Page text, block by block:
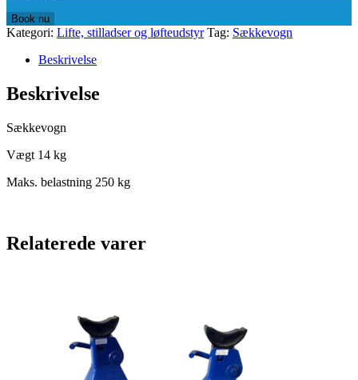
Book nu
Kategori: Lifte, stilladser og løfteudstyr Tag: Sækkevogn
Beskrivelse
Beskrivelse
Sækkevogn
Vægt 14 kg
Maks. belastning 250 kg
Relaterede varer